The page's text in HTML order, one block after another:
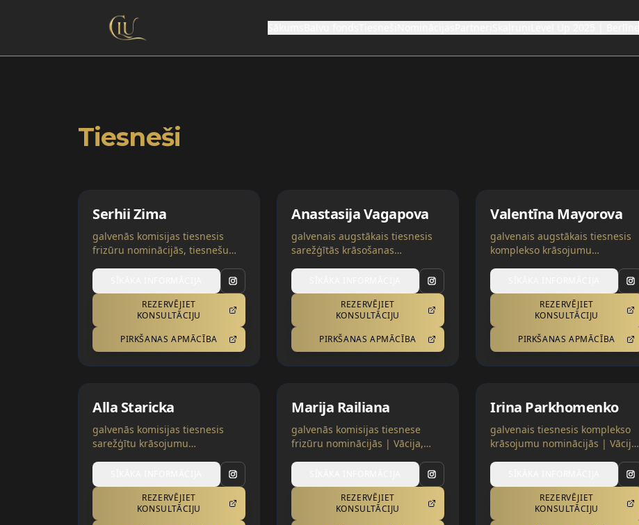
Tiesneši
Serhii Zima
galvenās komisijas tiesnesis
frizūru nominācijās, tiesnešu
Lielbritānija | Ukraina
REZERVĒJIET
KONSULTĀCIJU
PIRKŠANAS APMĀCĪBA
Anastasija Vagapova
galvenais augstākais tiesnesis
sarežģītās krāsošanas
trīs kategorijās | Spānija,
Ukraina
REZERVĒJIET
KONSULTĀCIJU
PIRKŠANAS APMĀCĪBA
Valentīna Mayorova
galvenais augstākais tiesnesis
komplekso krāsojumu
trīs kategorijās | Polija, Ukraina
REZERVĒJIET
KONSULTĀCIJU
PIRKŠANAS APMĀCĪBA
Alla Staricka
galvenās komisijas tiesnesis
sarežģītu krāsojumu
REZERVĒJIET
KONSULTĀCIJU
Marija Railiana
galvenās komisijas tiesnese
frizūru nominācijās | Vācija,
REZERVĒJIET
KONSULTĀCIJU
Irina Parkhomenko
galvenais tiesnesis komplekso
krāsojumu nominācijās | Vācija,
REZERVĒJIET
KONSULTĀCIJU